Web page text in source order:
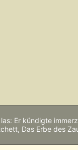
Er kündigte
Das Erbe des